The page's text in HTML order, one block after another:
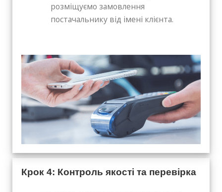
розміщуємо замовлення
постачальнику від імені клієнта.
Крок 4: Контроль якості та перевірка